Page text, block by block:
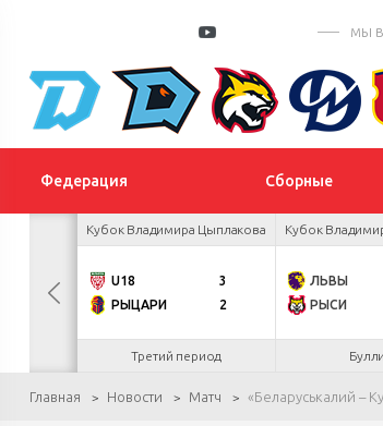
мы
Федерация Сборные
Кубок Владимира Цыплакова
U18
3
РЫЦАРИ
2
Третий период
Кубок
ЛЬВЫ
РЫСИ
Главная Новости Матч «Беларуськалий –